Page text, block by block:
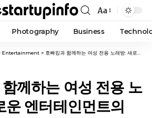
Aa
Photography Business
Entertainment > 호빠킹과 함께하는 여성 전용 노래방: 새로운 엔터테인먼트의 세계
께하는 여성 전용 노
운 엔터테인먼트의